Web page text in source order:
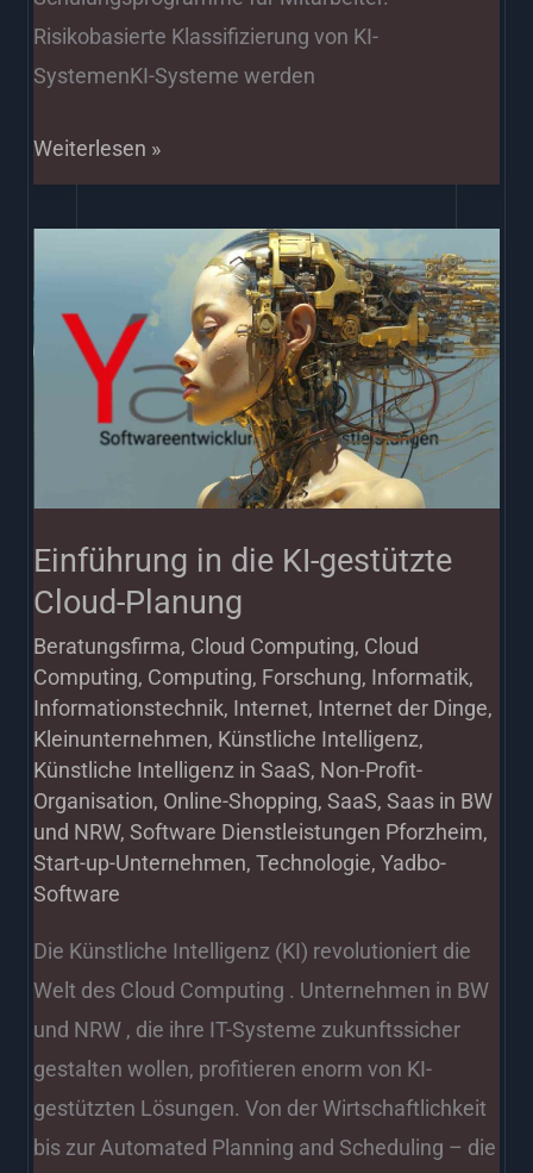
Risikobasierte Klassifizierung von KI-
SystemenKI-Systeme werden
Weiterlesen »
Einführung in die KI-gestützte
Cloud-Planung
Beratungsfirma, Cloud Computing, Cloud
Computing, Computing, Forschung, Informatik,
Informationstechnik, Internet, Internet der Dinge,
Kleinunternehmen, Künstliche Intelligenz,
Künstliche Intelligenz in SaaS, Non-Profit-
Organisation, Online-Shopping,SaaS,Saas in BW
und NRW,Software Dienstleistungen Pforzheim,
Start-up-Unternehmen,Technologie,Yadbo-
Software
Die Künstliche Intelligenz (KI) revolutioniert die
Welt des Cloud Computing . Unternehmen in BW
und NRW , die ihre IT-Systeme zukunftssicher
gestalten wollen, profitieren enorm von KI-
gestützten Lösungen. Von der Wirtschaftlichkeit
bis zur Automated Planning and Scheduling – die
die
KI-